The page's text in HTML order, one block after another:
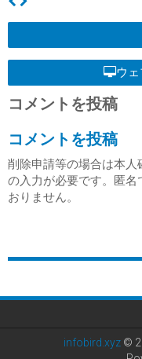
ウェ
コメントを投稿
コメントを投稿
削除申請等の場合は本人
の入力が必要です。匿名
おりません。
infobird.xyz©